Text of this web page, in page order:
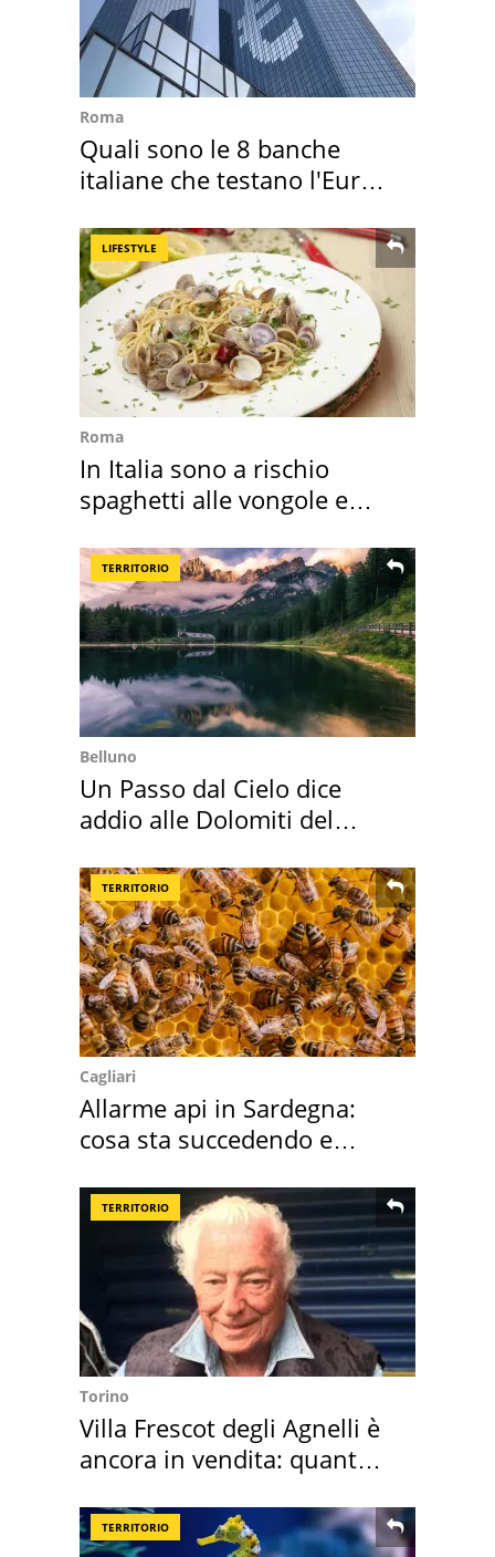
Roma
Quali sono le 8 banche
italiane che testano l'Euro
LIFESTYLE
Roma
In Italia sono a rischio
spaghetti alle vongole e
TERRITORIO
Belluno
Un Passo dal Cielo dice
addio alle Dolomiti del
TERRITORIO
Cagliari
Allarme api in Sardegna:
cosa sta succedendo e
TERRITORIO
Torino
Villa Frescot degli Agnelli è
ancora in vendita: quanto
TERRITORIO